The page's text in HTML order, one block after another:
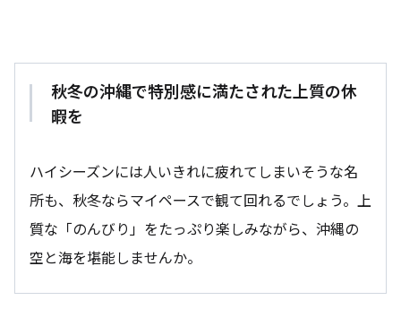
秋冬の沖縄で特別感に満たされた上質の休
暇を
ハイシーズンには人いきれに疲れてしまいそうな名
所も、秋冬ならマイペースで観て回れるでしょう。上
質な「のんびり」をたっぷり楽しみながら、沖縄の
空と海を堪能しませんか。